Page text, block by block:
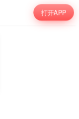
打开APP